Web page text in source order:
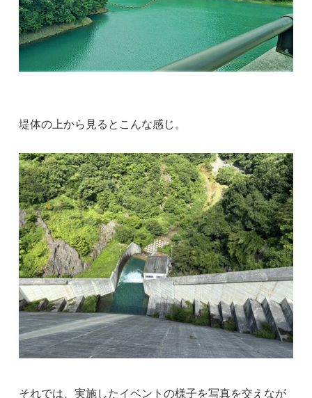
堤体の上から見るとこんな感じ。
それでは、実施したイベントの様子を写真を交えなが